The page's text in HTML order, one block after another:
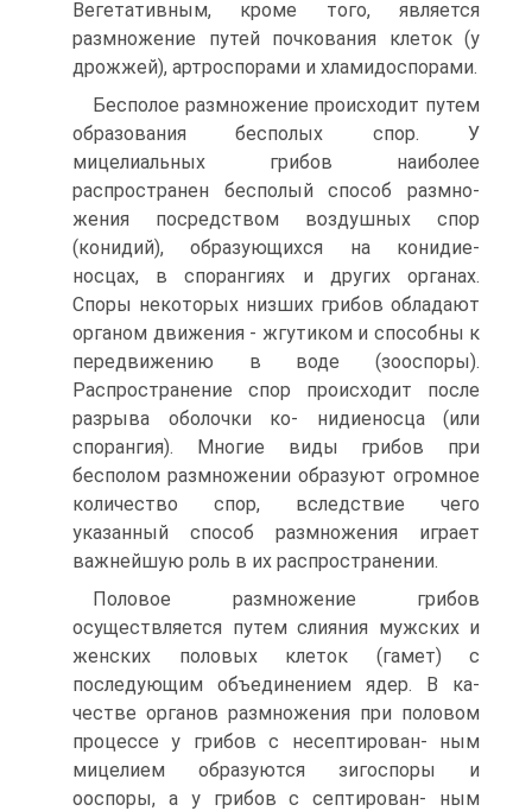
Вегетативным, кроме того, является
размножение путей почкования клеток (у
дрожжей), артроспорами и хламидоспорами.
Бесполое размножение происходит путем
образования бесполых спор. У
мицелиальных грибов наиболее
распространен бесполый способ размно­
жения посредством воздушных спор
(конидий), образующихся на конидие-
носцах, в спорангиях и других органах.
Споры некоторых низших грибов об­ладают
органом движения - жгутиком и способны к
передвижению в воде (зооспоры).
Распространение спор происходит после
разрыва оболочки ко- нидиеносца (или
спорангия). Многие виды грибов при
бесполом размноже­нии образуют огромное
количество спор, вследствие чего
указанный способ размножения играет
важнейшую роль в их распространении.
Половое размножение грибов
осуществляется путем слияния мужских и
женских половых клеток (гамет) с
последующим объединением ядер. В ка­
честве органов размножения при половом
процессе у грибов с несептирован- ным
мицелием образуются зигоспоры и
ооспоры, а у грибов с септирован- ным